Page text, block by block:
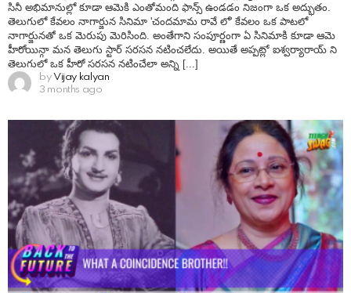
సినీ అభిమానుల్లో కూడా ఆమెకి ఎంతోమంది ఫాన్స్ ఉండడం నిజంగా ఒక అద్భుతం.
తెలుగులో కేవలం నాగార్జున సినిమా 'చందమామ రావే లో' కేవలం ఒక పాటలో
నాగార్జునతో ఒక మెరుపు మెరిసింది. అంతేగాని సంపూర్ణంగా ఏ సినిమాకి కూడా ఆమె
హీరోయిన్గా మన తెలుగు స్టార్ సరసన నటించలేదు. అయితే అప్పట్లో ఐశ్వర్యారాయ్ ని
తెలుగులో ఒక హీరో సరసన నటించేలా అన్ని [...]
by Vijay kalyan
3 months ago